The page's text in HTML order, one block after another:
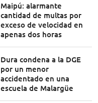
Maipú: alarmante
cantidad de multas por
exceso de velocidad en
apenas dos horas
Dura condena a la DGE
por un menor
accidentado en una
escuela de Malargüe